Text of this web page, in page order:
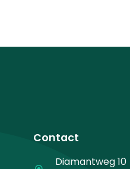
Contact
Diamantweg 10